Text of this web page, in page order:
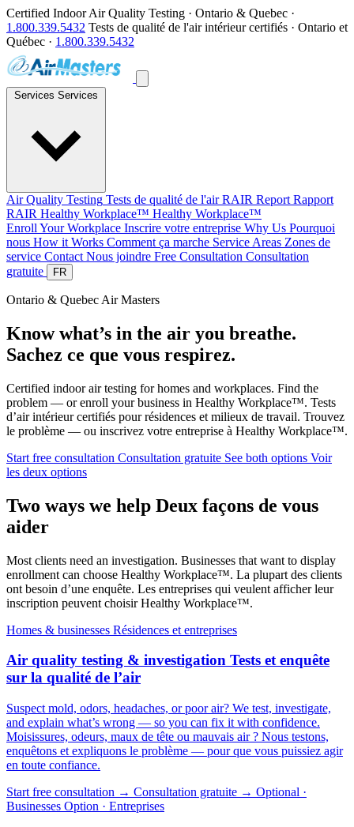
Certified Indoor Air Quality Testing · Ontario & Quebec ·
1.800.339.5432 Tests de qualité de l'air intérieur certifiés · Ontario et
Québec · 1.800.339.5432
Services Services
Air Quality Testing Tests de qualité de l'air RAIR Report Rapport
RAIR Healthy Workplace™ Healthy Workplace™
Enroll Your Workplace Inscrire votre entreprise Why Us Pourquoi
nous How it Works Comment ça marche Service Areas Zones de
service Contact Nous joindre Free Consultation Consultation
gratuite
FR
Ontario & Quebec Air Masters
Know what’s in the air you breathe.
Sachez ce que vous respirez.
Certified indoor air testing for homes and workplaces. Find the
problem — or enroll your business in Healthy Workplace™. Tests
d’air intérieur certifiés pour résidences et milieux de travail. Trouvez
le problème — ou inscrivez votre entreprise à Healthy Workplace™.
Start free consultation Consultation gratuite See both options Voir
les deux options
Two ways we help Deux façons de vous
aider
Most clients need an investigation. Businesses that want to display
enrollment can choose Healthy Workplace™. La plupart des clients
ont besoin d’une enquête. Les entreprises qui veulent afficher leur
inscription peuvent choisir Healthy Workplace™.
Homes & businesses Résidences et entreprises
Air quality testing & investigation Tests et enquête
sur la qualité de l’air
Suspect mold, odors, headaches, or poor air? We test, investigate,
and explain what’s wrong — so you can fix it with confidence.
Moisissures, odeurs, maux de tête ou mauvais air ? Nous testons,
enquêtons et expliquons le problème — pour que vous puissiez agir
en toute confiance.
Start free consultation → Consultation gratuite → Optional ·
Businesses Option · Entreprises